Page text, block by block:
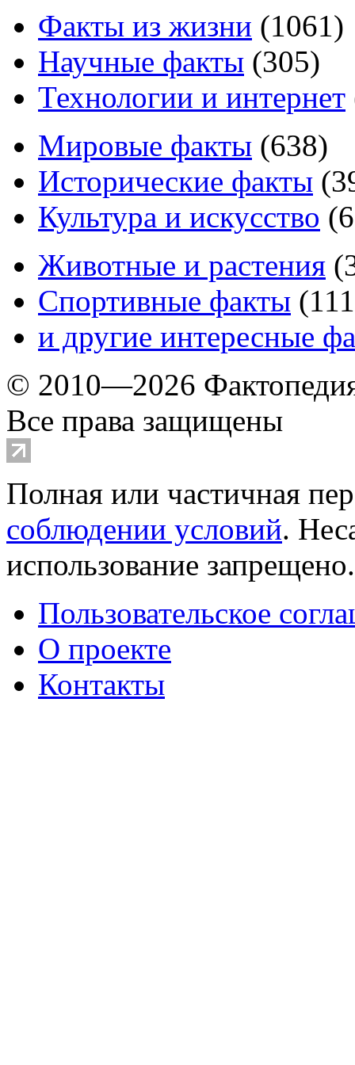
Факты из жизни (1061)
Научные факты (305)
Технологии и интернет
Мировые факты (638)
Исторические факты (
Культура и искусство (
Животные и растения (
Спортивные факты (111
и другие интересные
© 2010—2026
Все права защищены
Полная или частичная
соблюдении условий.
использование
Пользовательское
О проекте
Контакты